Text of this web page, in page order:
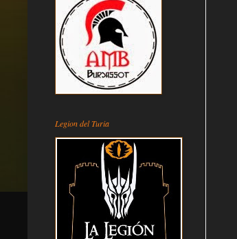
Legion del Turia